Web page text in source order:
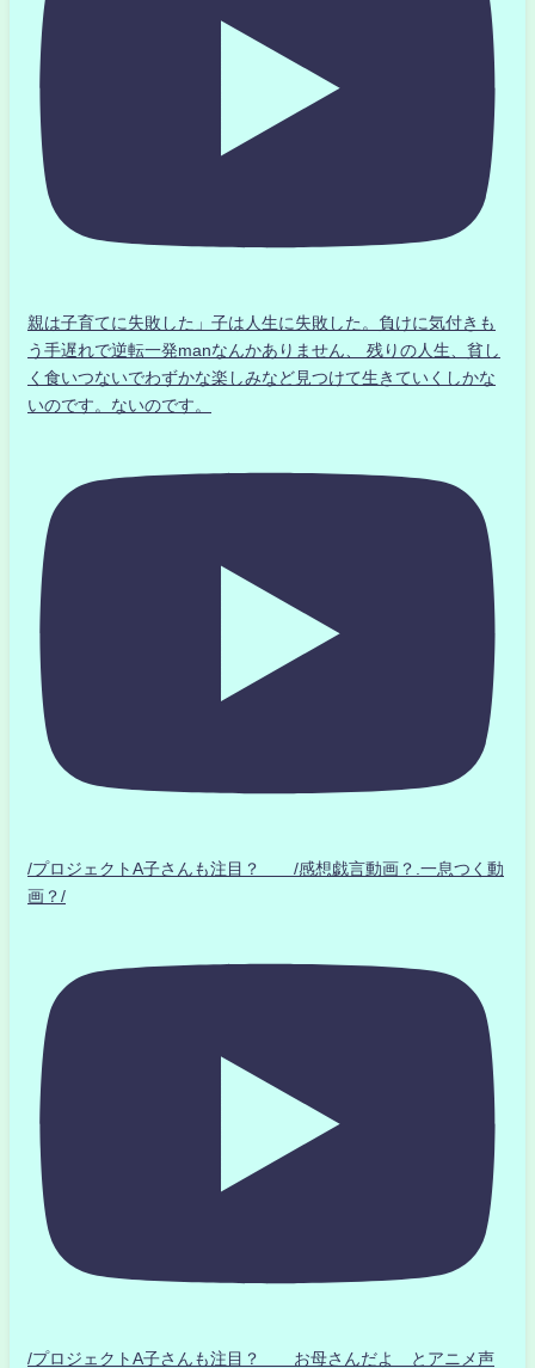
親は子育てに失敗した」子は人生に失敗した。負けに気付きも
う手遅れで逆転一発manなんかありません、 残りの人生、貧し
く食いつないでわずかな楽しみなど見つけて生きていくしかな
いのです。ないのです。
/プロジェクトA子さんも注目？ /感想戯言動画？.一息つく動
画？/
/プロジェクトA子さんも注目？ お母さんだよ とアニメ声